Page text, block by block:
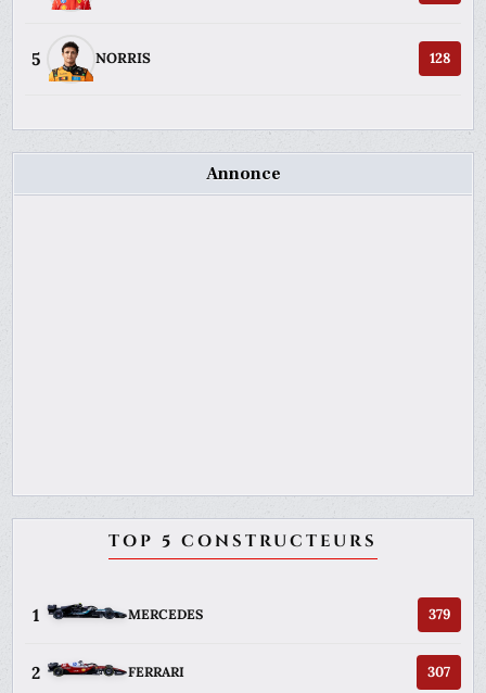
5 NORRIS 128
Annonce
TOP 5 CONSTRUCTEURS
1 MERCEDES 379
2 FERRARI 307